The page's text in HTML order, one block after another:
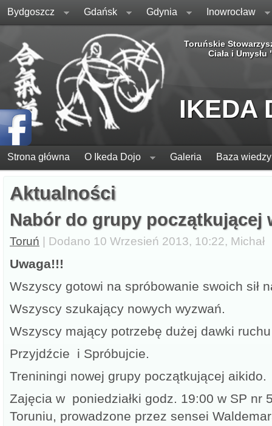
Bydgoszcz Gdańsk Gdynia Inowrocław
Toruńskie
Ciała i Umysłu
IKEDA
Strona główna O Ikeda Dojo Galeria Baza wiedzy
Aktualności
Nabór do grupy początkującej
Toruń | Dodano 10 Wrzesień 2013, 10:22, Michał
Uwaga!!!
Wszyscy gotowi na spróbowanie swoich sił
Wszyscy szukający nowych wyzwań.
Wszyscy mający potrzebę dużej dawki
Przyjdźcie i Spróbujcie.
Treniningi nowej grupy początkującej aikido.
Zajęcia w poniedziałki godz. 19:00 w SP nr
Toruniu, prowadzone przez sensei